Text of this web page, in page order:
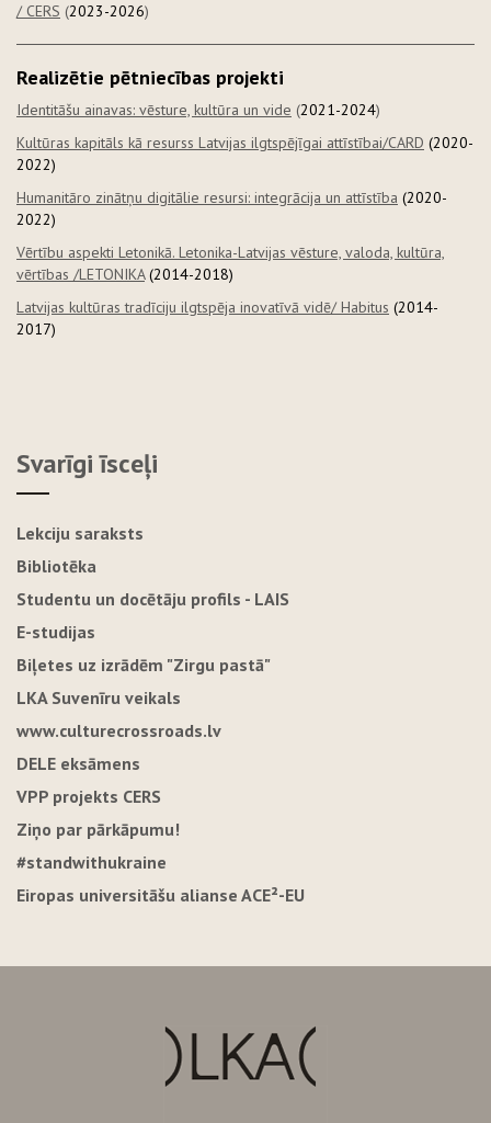
/ CERS (2023-2026)
Realizētie pētniecības projekti
Identitāšu ainavas: vēsture, kultūra un vide (2021-2024)
Kultūras kapitāls kā resurss Latvijas ilgtspējīgai attīstībai/CARD (2020-
2022)
Humanitāro zinātņu digitālie resursi: integrācija un attīstība (2020-
2022)
Vērtību aspekti Letonikā. Letonika-Latvijas vēsture, valoda, kultūra,
vērtības /LETONIKA (2014-2018)
Latvijas kultūras tradīciju ilgtspēja inovatīvā vidē/ Habitus (2014-
2017)
Svarīgi īsceļi
Lekciju saraksts
Bibliotēka
Studentu un docētāju profils - LAIS
E-studijas
Biļetes uz izrādēm "Zirgu pastā"
LKA Suvenīru veikals
www.culturecrossroads.lv
DELE eksāmens
VPP projekts CERS
Ziņo par pārkāpumu!
#standwithukraine
Eiropas universitāšu alianse ACE²-EU